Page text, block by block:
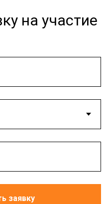
на участие
заявку